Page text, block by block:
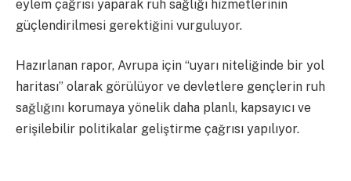
eylem çağrısı yaparak ruh sağlığı hizmetlerinin
güçlendirilmesi gerektiğini vurguluyor.
Hazırlanan rapor, Avrupa için “uyarı niteliğinde bir yol
haritası” olarak görülüyor ve devletlere gençlerin ruh
sağlığını korumaya yönelik daha planlı, kapsayıcı ve
erişilebilir politikalar geliştirme çağrısı yapılıyor.